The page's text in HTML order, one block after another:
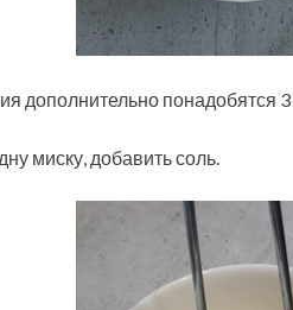
дополнительно понадобятся
миску, добавить соль.